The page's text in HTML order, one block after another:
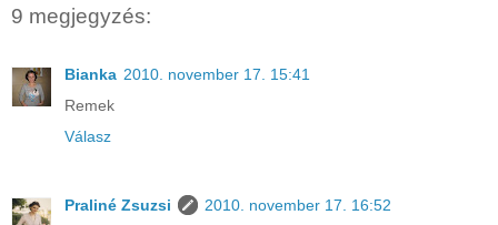
9 megjegyzés:
Bianka 2010. november 17. 15:41
Remek
Válasz
Praliné Zsuzsi
2010. november 17. 16:52